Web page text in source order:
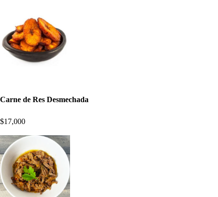
Carne de Res Desmechada
$17,000